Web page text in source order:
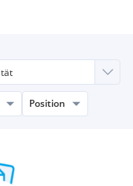
Position